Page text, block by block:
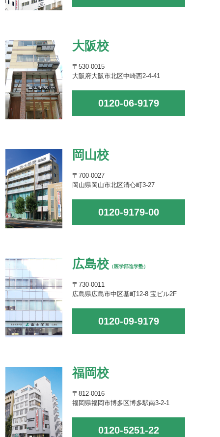
大阪校
〒530-0015
大阪府大阪市北区中崎西2-4-41
0120-06-9179
岡山校
〒700-0027
岡山県岡山市北区清心町3-27
0120-9179-00
広島校 （医学部進学塾）
〒730-0011
広島県広島市中区基町12-8 宝ビル2F
0120-09-9179
福岡校
〒812-0016
福岡県福岡市博多区博多駅南3-2-1
0120-5251-22